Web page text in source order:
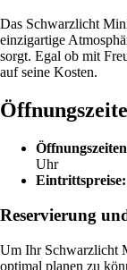
Das Schwarzlicht
einzigartige
sorgt. Egal ob mit
auf seine Kosten.
Uhr
Eintrittspreise:
Reservierung
Um Ihr Schwarzlicht
optimal planen zu